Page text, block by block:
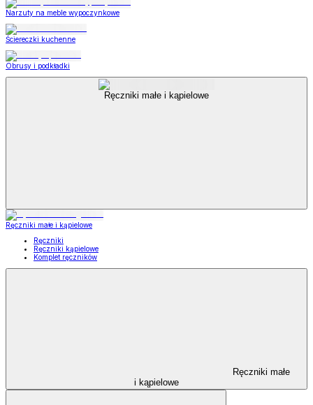
Narzuty na meble wypoczynkowe
Ściereczki kuchenne
Obrusy i podkładki
Ręczniki małe i kąpielowe
Ręczniki małe i kąpielowe
Ręczniki
Ręczniki kąpielowe
Komplet ręczników
Ręczniki małe
i kąpielowe